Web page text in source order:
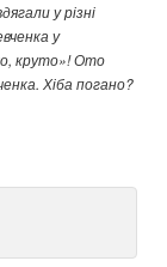
у різні
у
круто»! Ото
Хіба погано?